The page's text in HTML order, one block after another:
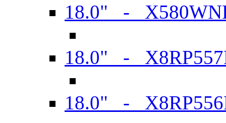
18.0" -
18.0" -
18.0" -